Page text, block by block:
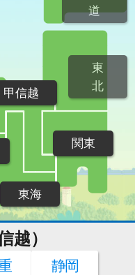
道
東
北
関東
甲信越
東海
越）
静岡